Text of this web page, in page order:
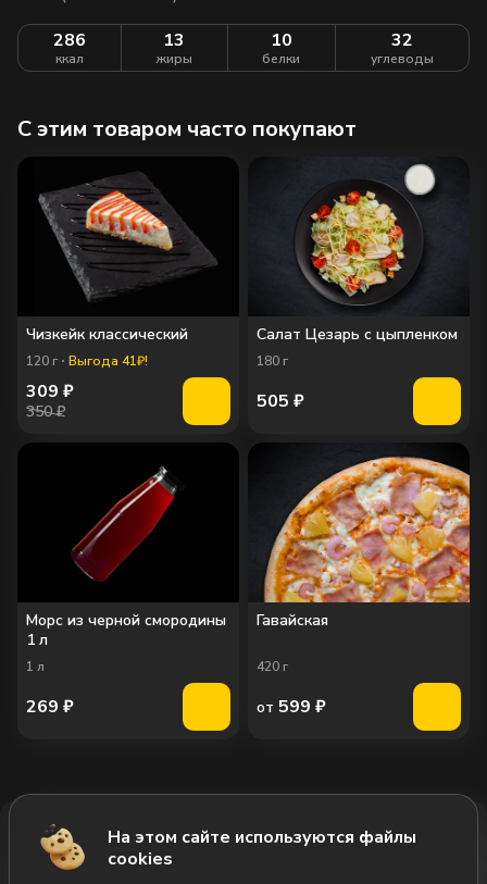
286
ккал
13
жиры
10
белки
32
углеводы
Добавить за 1825₽
C этим товаром часто покупают
Чизкейк классический
120 г Выгода 41₽!
309 ₽
350 ₽
Салат Цезарь с цыпленком
180 г
505 ₽
Морс из черной смородины
1 л
1 л
269 ₽
Гавайская
420 г
от 599 ₽
На этом сайте используются файлы
cookies